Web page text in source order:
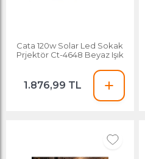
Cata 120w Solar Led Sokak
Prjektör Ct-4648 Beyaz Işık
1.876,99 TL